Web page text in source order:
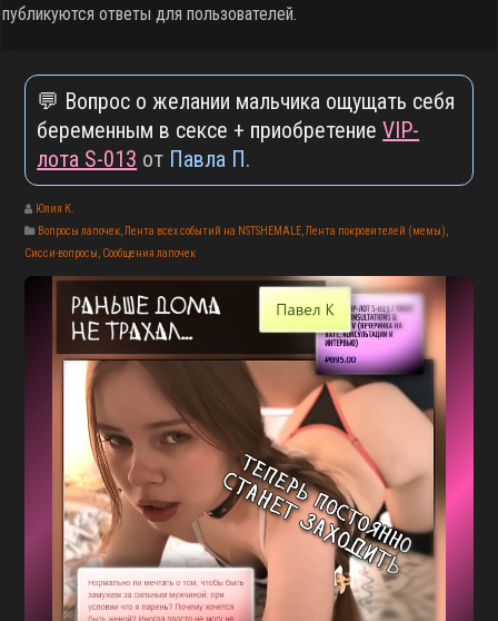
публикуются ответы для пользователей.
💬 Вопрос о желании мальчика ощущать себя
беременным в сексе + приобретениеVIP-
лота S-013 от Павла П.
Юлия К.
Вопросы лапочек ,Лента всех событий на NSTSHEMALE ,Лента покровителей (мемы)
Сисси-вопросы Сообщения лапочек